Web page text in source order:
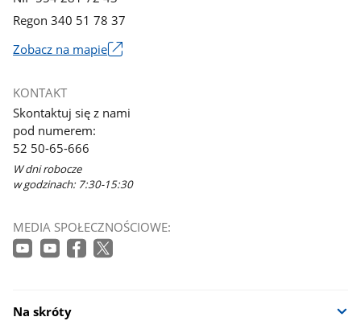
Regon 340 51 78 37
Zobacz na mapie
się
w
nowym
oknie
KONTAKT
Skontaktuj się z nami
pod numerem:
52 50-65-666
W dni robocze
w godzinach: 7:30-15:30
MEDIA SPOŁECZNOŚCIOWE:
Na skróty